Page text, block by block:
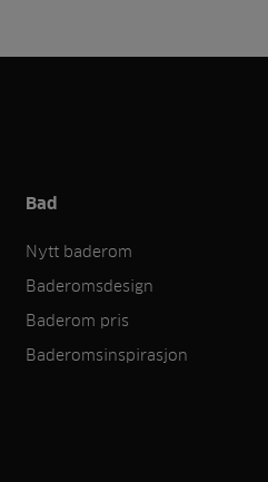
Bad
Nytt baderom
Baderomsdesign
Baderom pris
Baderomsinspirasjon